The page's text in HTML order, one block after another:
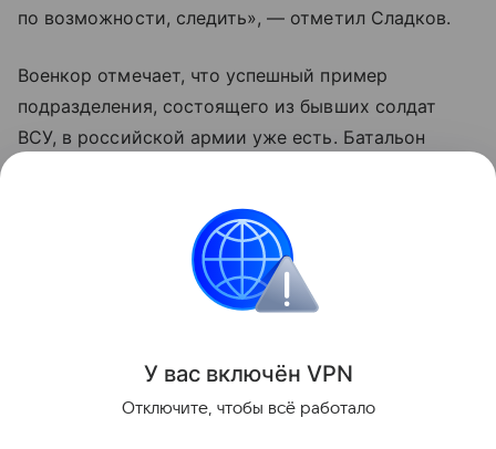
по возможности, следить», — отметил Сладков.
Военкор отмечает, что успешный пример
подразделения, состоящего из бывших солдат
ВСУ, в российской армии уже есть. Батальон
на добропольском направлении Донецкого фронта.
Россия Армия
Поделиться
У вас включён VPN
Отключите, чтобы всё работало